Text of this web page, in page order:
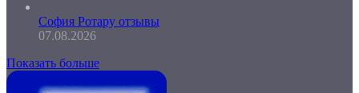
София Ротару отзывы
07.08.2026
Показать больше